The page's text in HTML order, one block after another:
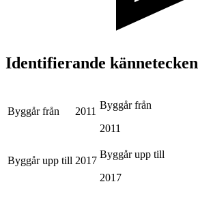
Identifierande kännetecken
Byggår från 2011
Byggår från
2011
Byggår upp till 2017
Byggår upp till
2017